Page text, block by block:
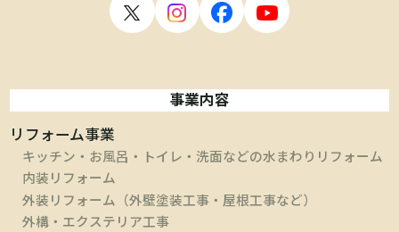
事業内容
リフォーム事業
キッチン・お風呂・トイレ・洗面などの水まわりリフォーム
内装リフォーム
外装リフォーム（外壁塗装工事・屋根工事など）
外構・エクステリア工事